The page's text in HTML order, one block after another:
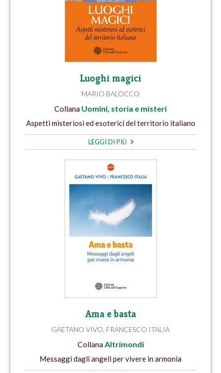
Luoghi magici
MARIO BALOCCO
Collana Uomini, storia e misteri
Aspetti misteriosi ed esoterici del territorio italiano
LEGGI DI PIÙ
Ama e basta
GAETANO VIVO FRANCESCO ITALIA
Collana Altrimondi
Messaggi dagli angeli per vivere in armonia